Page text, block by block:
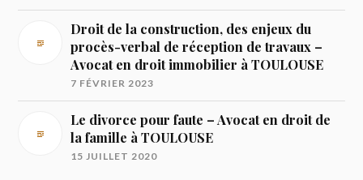
Droit de la construction, des enjeux du
procès-verbal de réception de travaux –
Avocat en droit immobilier à TOULOUSE
7 FÉVRIER 2023
Le divorce pour faute – Avocat en droit de
la famille à TOULOUSE
15 JUILLET 2020